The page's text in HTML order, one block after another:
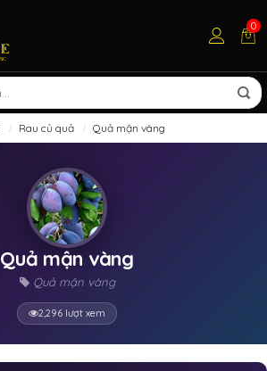
0
Rau củ quả Quả mận vàng
Quả mận vàng
Quả mận vàng
2,296 lượt xem